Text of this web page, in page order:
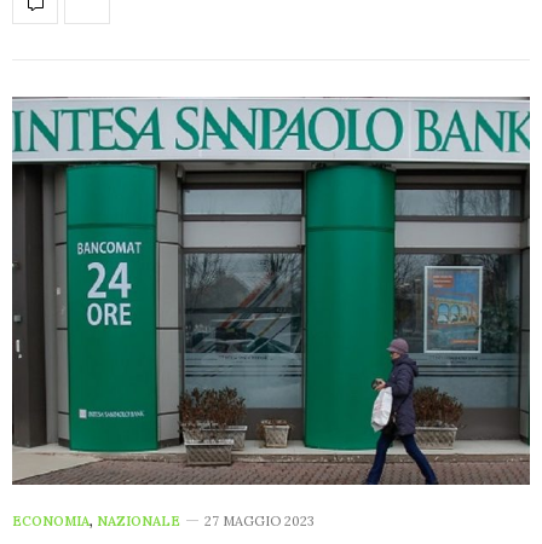
ECONOMIA, NAZIONALE 27 MAGGIO 2023